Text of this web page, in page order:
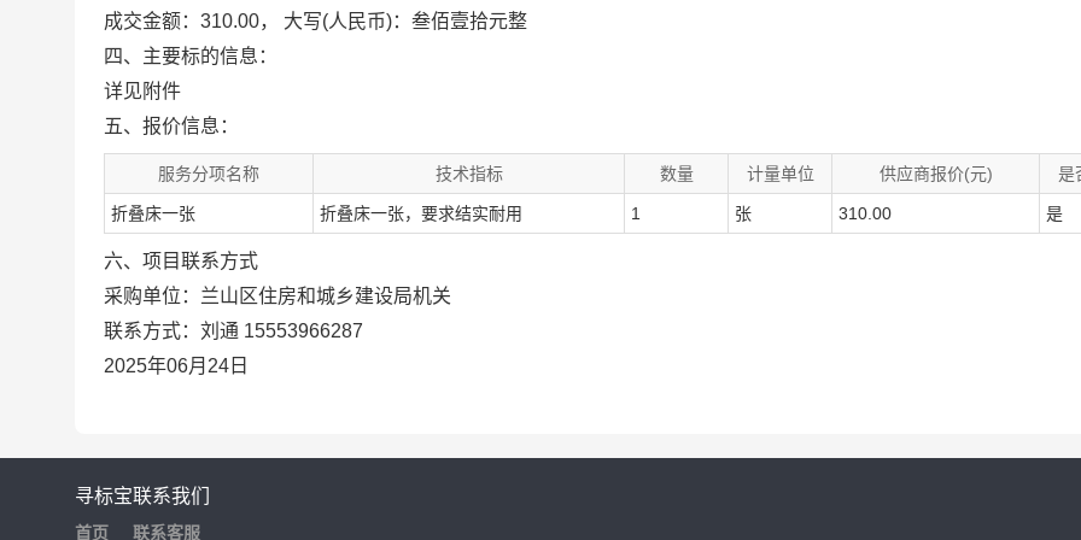
成交金额：310.00， 大写(人民币)：叁佰壹拾元整
四、主要标的信息：
详见附件
五、报价信息：
服务分项名称 技术指标 数量 计量单位 供应商报价(元) 是
折叠床一张 折叠床一张，要求结实耐用 1 张 310.00 是
六、项目联系方式
采购单位：兰山区住房和城乡建设局机关
联系方式：刘通 15553966287
2025年06月24日
寻标宝
首页
联系我们
联系客服